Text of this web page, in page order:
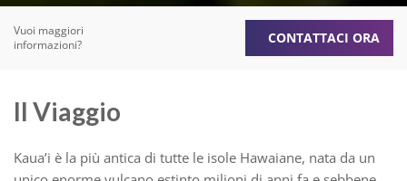
Vuoi maggiori
informazioni?
CONTATTACI ORA
Il Viaggio
Kaua’i è la più antica di tutte le isole Hawaiane, nata da un